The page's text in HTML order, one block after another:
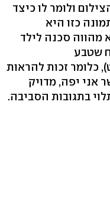
ולומר לו כיצד
כזו היא
מהווה סכנה לילד
שטבע
כלומר זכות להראות
אני יפה, מדויק
בתגובות הסביבה.